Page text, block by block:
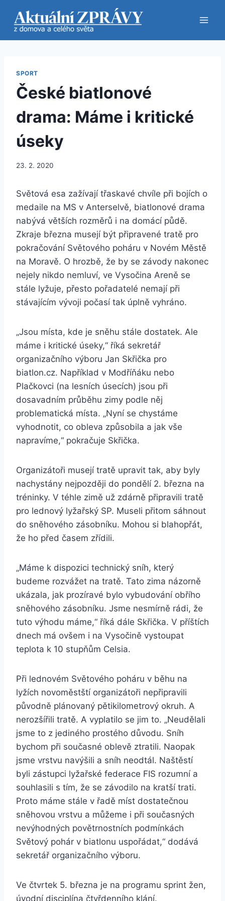
obsah
SPORT
České biatlonové
drama: Máme i kritické
úseky
23. 2. 2020
Světová esa zažívají třaskavé chvíle při bojích o
medaile na MS v Anterselvě, biatlonové drama
nabývá větších rozměrů i na domácí půdě.
Zkraje března musejí být připravené tratě pro
pokračování Světového poháru v Novém Městě
na Moravě. O hrozbě, že by se závody nakonec
nejely nikdo nemluví, ve Vysočina Areně se
stále lyžuje, přesto pořadatelé nemají při
stávajícím vývoji počasí tak úplně vyhráno.
„Jsou místa, kde je sněhu stále dostatek. Ale
máme i kritické úseky,“ říká sekretář
organizačního výboru Jan Skřička pro
biatlon.cz. Například v Modříňáku nebo
Plačkovci (na lesních úsecích) jsou při
dosavadním průběhu zimy podle něj
problematická místa. „Nyní se chystáme
vyhodnotit, co obleva způsobila a jak vše
napravíme,“ pokračuje Skřička.
Organizátoři musejí tratě upravit tak, aby byly
nachystány nejpozději do pondělí 2. března na
tréninky. V téhle zimě už zdárně připravili tratě
pro lednový lyžařský SP. Museli přitom sáhnout
do sněhového zásobníku. Mohou si blahopřát,
že ho před časem zřídili.
„Máme k dispozici technický sníh, který
budeme rozvážet na tratě. Tato zima názorně
ukázala, jak prozíravé bylo vybudování obřího
sněhového zásobníku. Jsme nesmírně rádi, že
tuto výhodu máme,“ říká dále Skřička. V příštích
dnech má ovšem i na Vysočině vystoupat
teplota k 10 stupňům Celsia.
Při lednovém Světového poháru v běhu na
lyžích novoměstští organizátoři nepřipravili
původně plánovaný pětikilometrový okruh. A
nerozšířili tratě. A vyplatilo se jim to. „Neudělali
jsme to z jediného prostého důvodu. Sníh
bychom při současné oblevě ztratili. Naopak
jsme vrstvu navýšili a sníh neodtál. Naštěstí
byli zástupci lyžařské federace FIS rozumní a
souhlasili s tím, že se závodilo na kratší trati.
Proto máme stále v řadě míst dostatečnou
sněhovou vrstvu a můžeme i při současných
nevýhodných povětrnostních podmínkách
Světový pohár v biatlonu uspořádat,“ dodává
sekretář organizačního výboru.
Ve čtvrtek 5. března je na programu sprint žen,
úvodní disciplína čtyřdenního klání.